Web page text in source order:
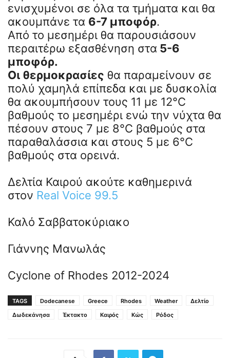
ενισχυμένοι σε όλα τα τμήματα και θα
ακουμπάνε τα 6-7 μποφόρ.
Από το μεσημέρι θα παρουσιάσουν
περαιτέρω εξασθένηση στα 5-6
μποφόρ.
Οι θερμοκρασίες θα παραμείνουν σε
πολύ χαμηλά επίπεδα και με δυσκολία
θα ακουμπήσουν τους 11 με 12°C
βαθμούς το μεσημέρι ενώ την νύχτα θα
πέσουν στους 7 με 8°C βαθμούς στα
παραθαλάσσια και στους 5 με 6°C
βαθμούς στα ορεινά.
Δελτία Καιρού ακούτε καθημερινά
στον Real Voice 99.5
Καλό Σαββατοκύριακο
Γιάννης Μανωλάς
Cyclone of Rhodes 2012-2024
TAGS Dodecanese Greece Rhodes Weather
Δελτίο
Δωδεκάνησα
Έκτακτο Καιρός Κώς Ρόδος